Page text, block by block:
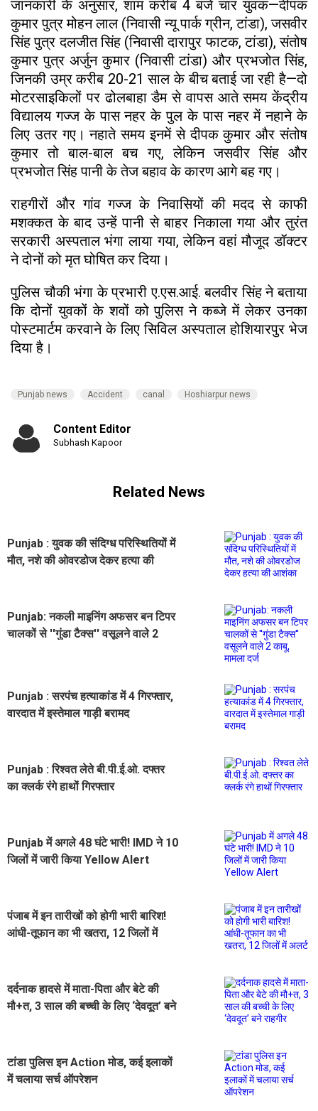
जानकारी के अनुसार, शाम करीब 4 बजे चार युवक—दीपक
कुमार पुत्र मोहन लाल (निवासी न्यू पार्क ग्रीन, टांडा), जसवीर
सिंह पुत्र दलजीत सिंह (निवासी दारापुर फाटक, टांडा), संतोष
कुमार पुत्र अर्जुन कुमार (निवासी टांडा) और प्रभजोत सिंह,
जिनकी उम्र करीब 20-21 साल के बीच बताई जा रही है—दो
मोटरसाइकिलों पर ढोलबाहा डैम से वापस आते समय केंद्रीय
विद्यालय गज्ज के पास नहर के पुल के पास नहर में नहाने के
लिए उतर गए। नहाते समय इनमें से दीपक कुमार और संतोष
कुमार तो बाल-बाल बच गए, लेकिन जसवीर सिंह और
प्रभजोत सिंह पानी के तेज बहाव के कारण आगे बह गए।
राहगीरों और गांव गज्ज के निवासियों की मदद से काफी
मशक्कत के बाद उन्हें पानी से बाहर निकाला गया और तुरंत
सरकारी अस्पताल भंगा लाया गया, लेकिन वहां मौजूद डॉक्टर
ने दोनों को मृत घोषित कर दिया।
पुलिस चौकी भंगा के प्रभारी ए.एस.आई. बलवीर सिंह ने बताया
कि दोनों युवकों के शवों को पुलिस ने कब्जे में लेकर उनका
पोस्टमार्टम करवाने के लिए सिविल अस्पताल होशियारपुर भेज
दिया है।
Punjab news Accident canal Hoshiarpur news
Content Editor
Subhash Kapoor
Related News
Punjab : युवक की संदिग्ध परिस्थितियों में
मौत, नशे की ओवरडोज देकर हत्या की
Punjab: नकली माइनिंग अफसर बन टिपर
चालकों से ''गुंडा टैक्स'' वसूलने वाले 2
Punjab : सरपंच हत्याकांड में 4 गिरफ्तार,
वारदात में इस्तेमाल गाड़ी बरामद
Punjab : रिश्वत लेते बी.पी.ई.ओ. दफ्तर
का क्लर्क रंगे हाथों गिरफ्तार
Punjab में अगले 48 घंटे भारी! IMD ने 10
जिलों में जारी किया Yellow Alert
पंजाब में इन तारीखों को होगी भारी बारिश!
आंधी-तूफान का भी खतरा, 12 जिलों में
दर्दनाक हादसे में माता-पिता और बेटे की
मौ+त, 3 साल की बच्ची के लिए ‘देवदूत’ बने
टांडा पुलिस इन Action मोड, कई इलाकों
में चलाया सर्च ऑपरेशन